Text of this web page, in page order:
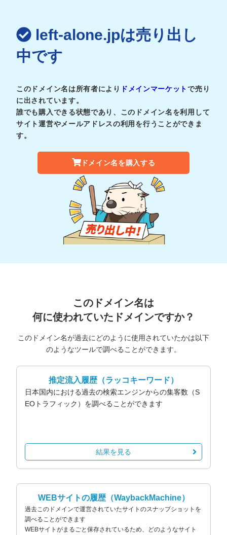
left-alone.jpは売り出し
中です
このドメイン名は所有者により ドメインマーケットで売り
に出されています。
誰でも購入できる状態であり、このドメイン名を利用して
サイト運営やメールアドレスの利用を行うことができま
す。
ドメイン名を購入する
このドメイン名は
何に使われていたドメインですか？
このドメイン名が過去にどのように使用されていたかは以下
のようなツールで調べることができます。
推定流入履歴（ラッコキーワード）
日本国内における過去の検索エンジンからの集客数（S
EOトラフィック）を調べることができます
結果を見る
WEBサイトの履歴（WaybackMachine）
過去このドメインで運営されていたサイトのスナップショットを
調べることができます
WEBサイトがまるごと保存されているため、どのようなサイト